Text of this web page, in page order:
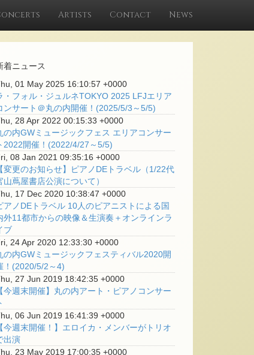
Artists Contact News
着ニュース
01 May 2025 16:10:57 +0000
・フォル・ジュルネTOKYO 2025 LFJエリア
ンサート＠丸の内開催！(2025/5/3～5/5)
28 Apr 2022 00:15:33 +0000
の内GWミュージックフェス エリアコンサー
2022開催！(2022/4/27～5/5)
08 Jan 2021 09:35:16 +0000
【変更のお知らせ】ピアノDEトラベル（1/22代
山蔦屋書店公演について）
17 Dec 2020 10:38:47 +0000
アノDEトラベル 10人のピアニストによる国
外11都市からの映像＆生演奏＋オンラインラ
ブ
24 Apr 2020 12:33:30 +0000
の内GWミュージックフェスティバル2020開
！(2020/5/2～4)
27 Jun 2019 18:42:35 +0000
【今週末開催】丸の内アート・ピアノコンサー
06 Jun 2019 16:41:39 +0000
【今週末開催！】エロイカ・メンバーがトリオ
出演
23 May 2019 17:00:35 +0000